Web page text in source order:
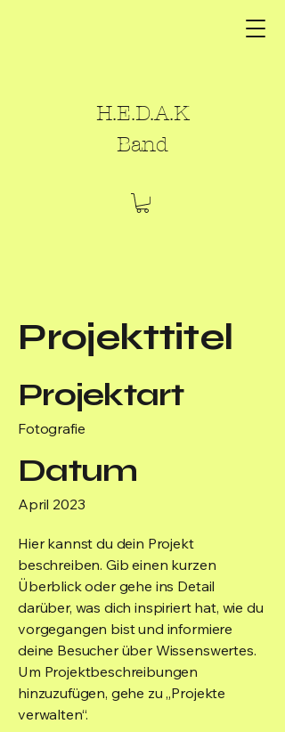
H.E.D.A.K
Band
Projekttitel
Projektart
Fotografie
Datum
April 2023
Hier kannst du dein Projekt
beschreiben. Gib einen kurzen
Überblick oder gehe ins Detail
darüber, was dich inspiriert hat, wie du
vorgegangen bist und informiere
deine Besucher über Wissenswertes.
Um Projektbeschreibungen
hinzuzufügen, gehe zu „Projekte
verwalten“.